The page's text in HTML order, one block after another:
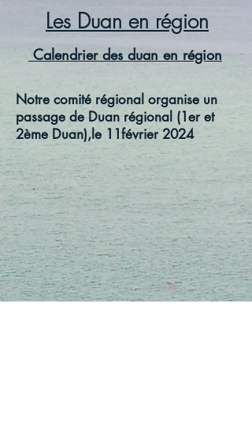
Les Duan en région
Calendrier des duan en région
Notre comité régional organise un
passage de Duan régional (1er et
2ème Duan),le 11février 2024